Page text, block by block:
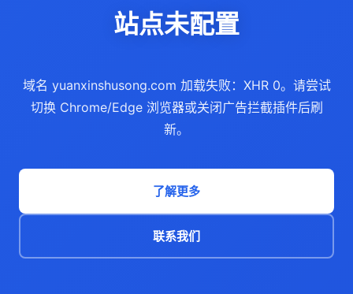
站点未配置
域名 yuanxinshusong.com 加载失败：XHR 0。请尝试
切换 Chrome/Edge 浏览器或关闭广告拦截插件后刷
新。
了解更多
联系我们